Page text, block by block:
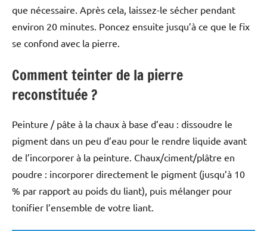
que nécessaire. Après cela, laissez-le sécher pendant
environ 20 minutes. Poncez ensuite jusqu’à ce que le fix
se confond avec la pierre.
Comment teinter de la pierre
reconstituée ?
Peinture / pâte à la chaux à base d’eau : dissoudre le
pigment dans un peu d’eau pour le rendre liquide avant
de l’incorporer à la peinture. Chaux/ciment/plâtre en
poudre : incorporer directement le pigment (jusqu’à 10
% par rapport au poids du liant), puis mélanger pour
tonifier l’ensemble de votre liant.